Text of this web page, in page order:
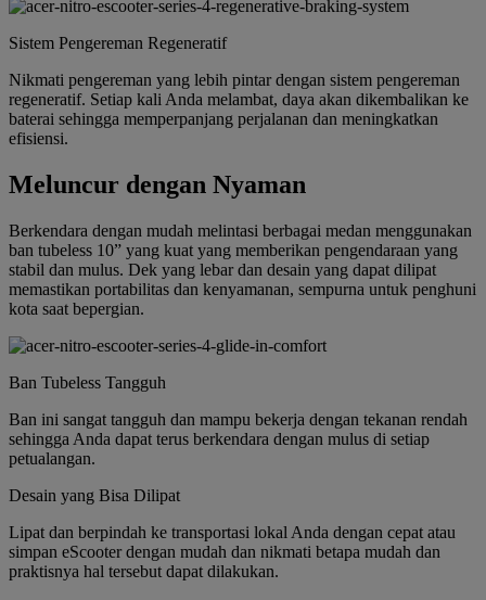
Sistem Pengereman Regeneratif
Nikmati pengereman yang lebih pintar dengan sistem pengereman
regeneratif. Setiap kali Anda melambat, daya akan dikembalikan ke
baterai sehingga memperpanjang perjalanan dan meningkatkan
efisiensi.
Meluncur dengan Nyaman
Berkendara dengan mudah melintasi berbagai medan menggunakan
ban tubeless 10” yang kuat yang memberikan pengendaraan yang
stabil dan mulus. Dek yang lebar dan desain yang dapat dilipat
memastikan portabilitas dan kenyamanan, sempurna untuk penghuni
kota saat bepergian.
Ban Tubeless Tangguh
Ban ini sangat tangguh dan mampu bekerja dengan tekanan rendah
sehingga Anda dapat terus berkendara dengan mulus di setiap
petualangan.
Desain yang Bisa Dilipat
Lipat dan berpindah ke transportasi lokal Anda dengan cepat atau
simpan eScooter dengan mudah dan nikmati betapa mudah dan
praktisnya hal tersebut dapat dilakukan.